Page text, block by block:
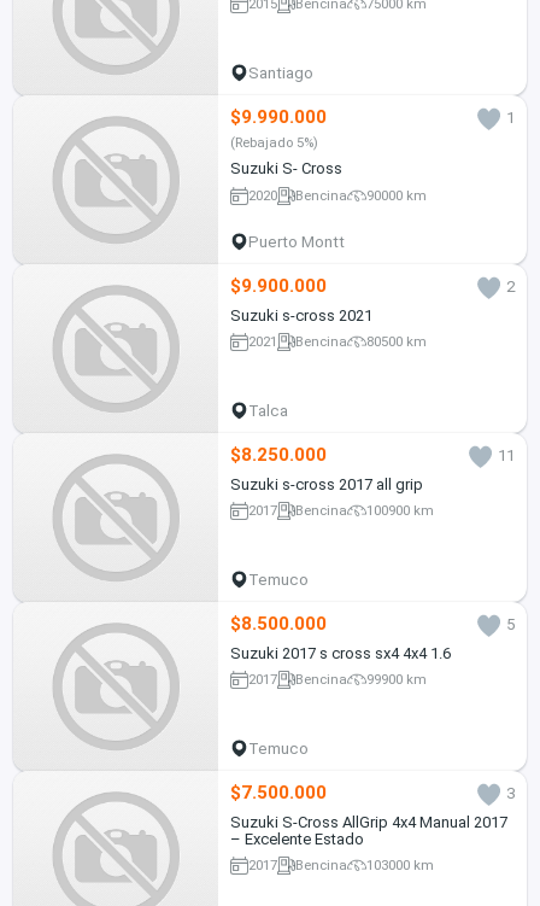
2015 Bencina 75000 km
Santiago
$9.990.000 1
(Rebajado 5%)
Suzuki S- Cross
2020 Bencina 90000 km
Puerto Montt
$9.900.000
2
Suzuki s-cross 2021
2021 Bencina 80500 km
Talca
$8.250.000
11
Suzuki s-cross 2017 all grip
2017 Bencina 100900 km
Temuco
$8.500.000
5
Suzuki 2017 s cross sx4 4x4 1.6
2017 Bencina 99900 km
Temuco
$7.500.000
3
Suzuki S-Cross AllGrip 4x4 Manual 2017
– Excelente Estado
2017 Bencina 103000 km